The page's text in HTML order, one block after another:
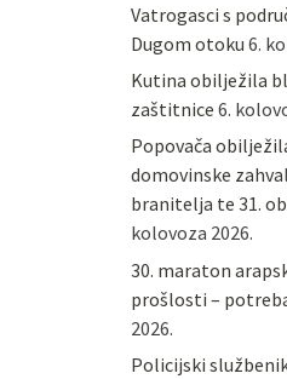
Vatrogasci s
Dugom otoku 6.
Kutina obilježila
zaštitnice 6.
Popovača
domovinske
branitelja te 31.
kolovoza 2026.
30. maraton
prošlosti –
2026.
Policijski